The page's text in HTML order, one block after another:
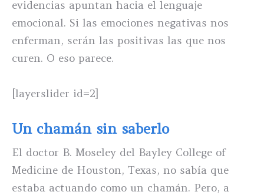
evidencias apuntan hacia el lenguaje
emocional. Si las emociones negativas nos
enferman, serán las positivas las que nos
curen. O eso parece.
[layerslider id=2]
Un chamán sin saberlo
El doctor B. Moseley del Bayley College of
Medicine de Houston, Texas, no sabía que
estaba actuando como un chamán. Pero, a